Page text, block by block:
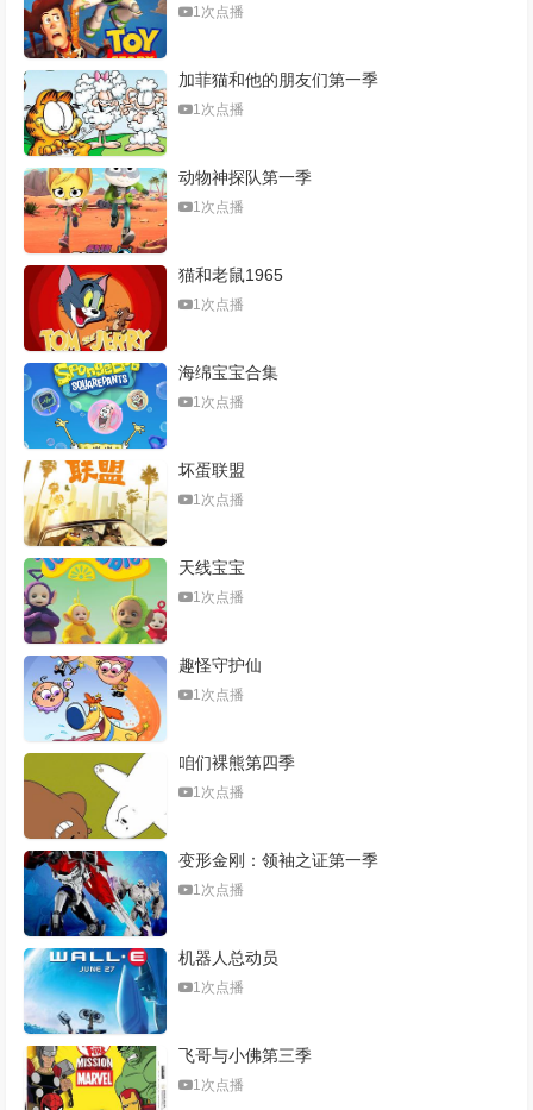
1次点播
加菲猫和他的朋友们第一季
1次点播
动物神探队第一季
1次点播
猫和老鼠1965
1次点播
海绵宝宝合集
1次点播
坏蛋联盟
1次点播
天线宝宝
1次点播
趣怪守护仙
1次点播
咱们裸熊第四季
1次点播
变形金刚：领袖之证第一季
1次点播
机器人总动员
1次点播
飞哥与小佛第三季
1次点播